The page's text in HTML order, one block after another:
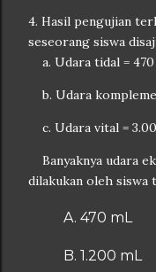
4. Hasil pengujian
seseorang siswa
a. Udara tidal =
b. Udara
c. Udara vital =
Banyaknya udara
dilakukan oleh siswa
A. 470 mL
B. 1.200 mL